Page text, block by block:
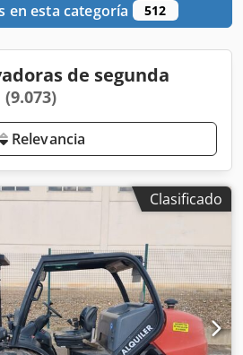
en esta categoría 512
de segunda
(9.073)
Relevancia
Clasificado